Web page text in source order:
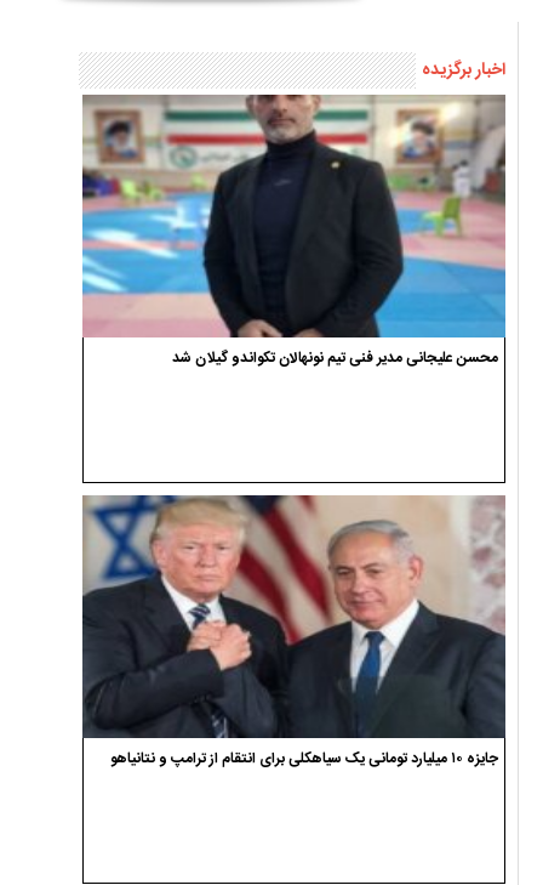
اخبار برگزیده
محسن علیجانی مدیر فنی تیم نونهالان تکواندو گیلان شد
جایزه ۱۰ میلیارد تومانی یک سیاهکلی برای انتقام از ترامپ و نتانیاهو